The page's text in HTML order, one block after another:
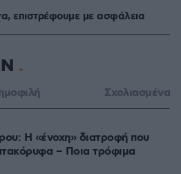
επιστρέφουμε με ασφάλεια
Σχολιασμένα
Η «ένοχη» διατροφή που
– Ποια τρόφιμα